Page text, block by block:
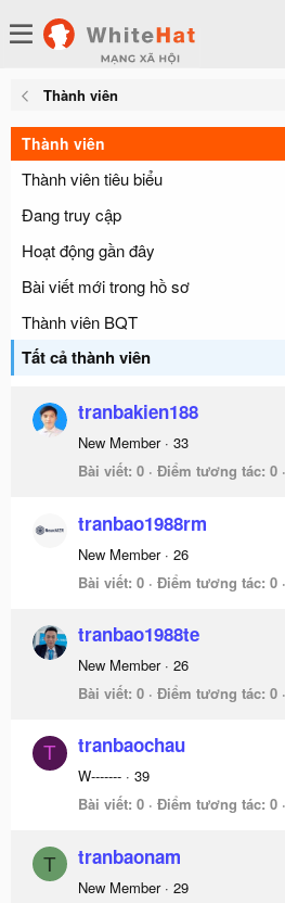
Thành viên
Thành viên
Thành viên tiêu biểu
Đang truy cập
Hoạt động gần đây
Bài viết mới trong hồ sơ
Thành viên BQT
Tất cả thành viên
tranbakien188
New Member · 33
Bài viết 0 Điểm tương tác 0
tranbao1988rm
New Member · 26
Bài viết 0 Điểm tương tác 0
tranbao1988te
New Member · 26
Bài viết 0 Điểm tương tác 0
T tranbaochau
W------- · 39
Bài viết 0 Điểm tương tác 0
T tranbaonam
New Member · 29